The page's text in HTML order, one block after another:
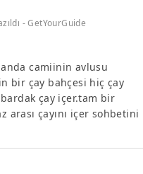
- GetYourGuide
camiinin avlusu
bir çay bahçesi hiç çay
çay içer.tam bir
çayını içer sohbetini